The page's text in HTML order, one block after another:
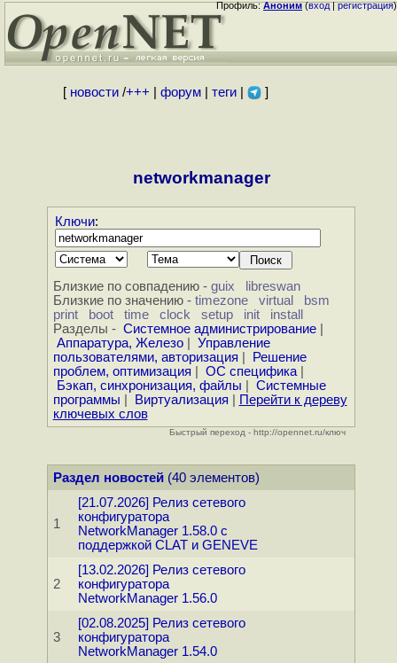
Профиль:Аноним(вход|регистрация)
[ новости/+++ форум| теги| ]
networkmanager
Ключи:
Близкие по совпадению - guix
libreswan
Близкие по значению - timezone virtual
bsm
print
boot time clock setup init
install
Разделы - Системное администрирование|
Аппаратура, Железо| Управление
пользователями, авторизация
Решение
проблем, оптимизация
ОС специфика|
Бэкап, синхронизация, файлы
Системные
программы
Виртуализация
Перейти к дереву
ключевых слов
Быстрый переход - http://opennet.ru/ключ
Раздел новостей(40 элементов)
1
[21.07.2026] Релиз сетевого
конфигуратора
NetworkManager 1.58.0 с
поддержкой CLAT и GENEVE
2
[13.02.2026] Релиз сетевого
конфигуратора
NetworkManager 1.56.0
3
[02.08.2025] Релиз сетевого
конфигуратора
NetworkManager 1.54.0